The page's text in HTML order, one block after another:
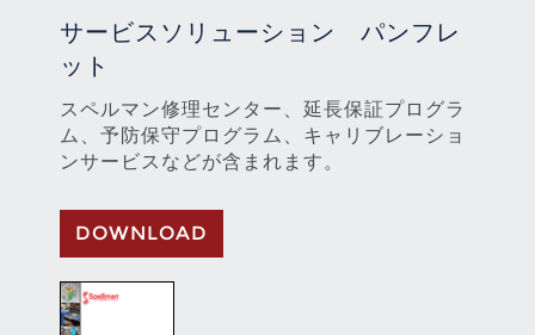
サービスソリューション パンフレ
ット
スペルマン修理センター、延長保証プログラ
ム、予防保守プログラム、キャリブレーショ
ンサービスなどが含まれます。
DOWNLOAD